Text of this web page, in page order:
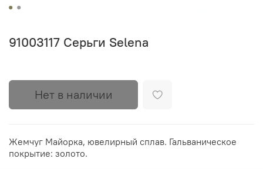
91003117 Серьги Selena
Нет в наличии
Жемчуг Майорка, ювелирный сплав. Гальваническое
покрытие: золото.